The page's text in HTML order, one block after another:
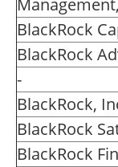
BlackRock
BlackRock
-
BlackRock,
BlackRock
BlackRock